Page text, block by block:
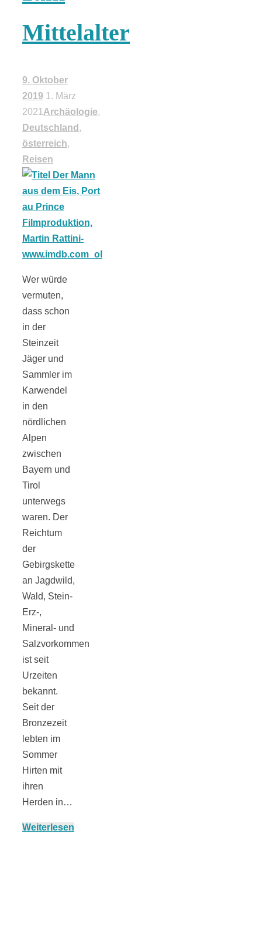
Mittelalter
9. Oktober
2019 1. März
2021Archäologie,
Deutschland ,
österreich,
Reisen
Wer würde
vermuten,
dass schon
in der
Steinzeit
Jäger und
Sammler im
Karwendel
in den
nördlichen
Alpen
zwischen
Bayern und
Tirol
unterwegs
waren. Der
Reichtum
der
Gebirgskette
an Jagdwild,
Wald, Stein-
Erz-,
Mineral- und
Salzvorkommen
ist seit
Urzeiten
bekannt.
Seit der
Bronzezeit
lebten im
Sommer
Hirten mit
ihren
Herden in…
Weiterlesen
Kotopoulo